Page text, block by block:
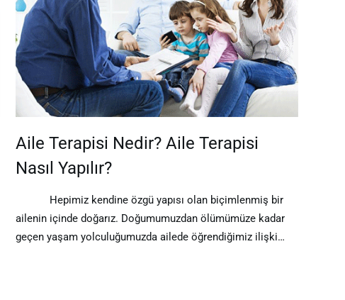
Aile Terapisi Nedir? Aile Terapisi
Nasıl Yapılır?
Hepimiz kendine özgü yapısı olan biçimlenmiş bir
ailenin içinde doğarız. Doğumumuzdan ölümümüze kadar
geçen yaşam yolculuğumuzda ailede öğrendiğimiz ilişki…